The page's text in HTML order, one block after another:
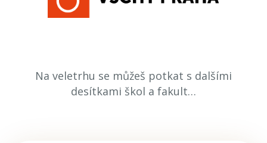
Na veletrhu se můžeš potkat s dalšími
desítkami škol a fakult…